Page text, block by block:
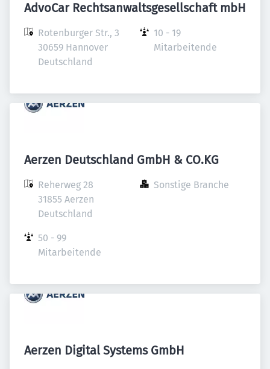
AdvoCar Rechtsanwaltsgesellschaft mbH
Rotenburger Str., 3
30659 Hannover
Deutschland
10 - 19
Mitarbeitende
Aerzen Deutschland GmbH & CO.KG
Reherweg 28
31855 Aerzen
Deutschland
Sonstige Branche
50 - 99
Mitarbeitende
Aerzen Digital Systems GmbH